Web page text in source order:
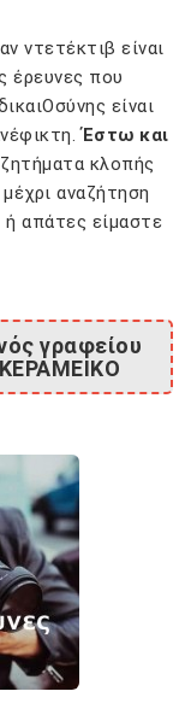
ντετέκτιβ είναι
έρευνες που
είναι
Έστω και
κλοπής
αναζήτηση
απάτες είμαστε
γραφείου